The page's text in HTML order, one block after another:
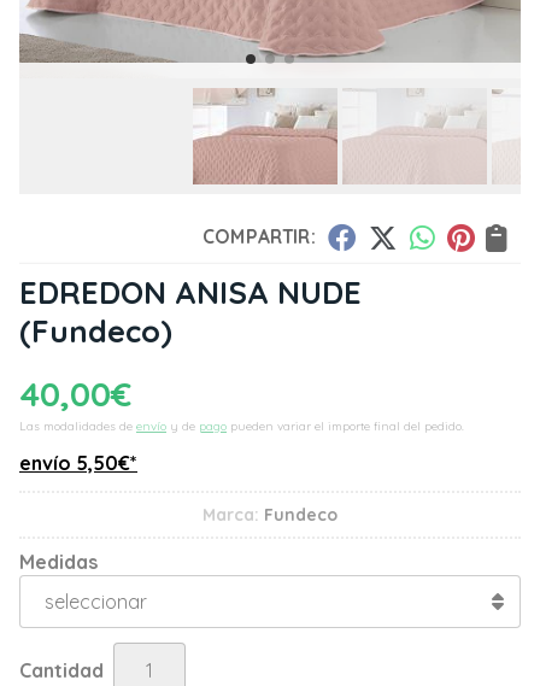
COMPARTIR:
EDREDON ANISA NUDE
(Fundeco)
40,00€
Las modalidades de envío y de pago pueden variar el importe final del pedido.
envío 5,50€*
Marca: Fundeco
Medidas
Cantidad